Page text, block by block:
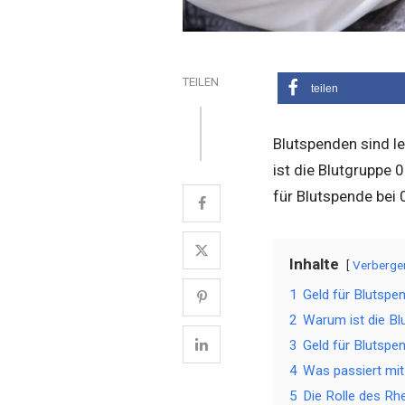
TEILEN teilen
Blutspenden sind
ist die Blutgruppe
für Blutspende bei
Inhalte
1 Geld für
2 Warum ist die
3 Geld für
4 Was passiert
5 Die Rolle des